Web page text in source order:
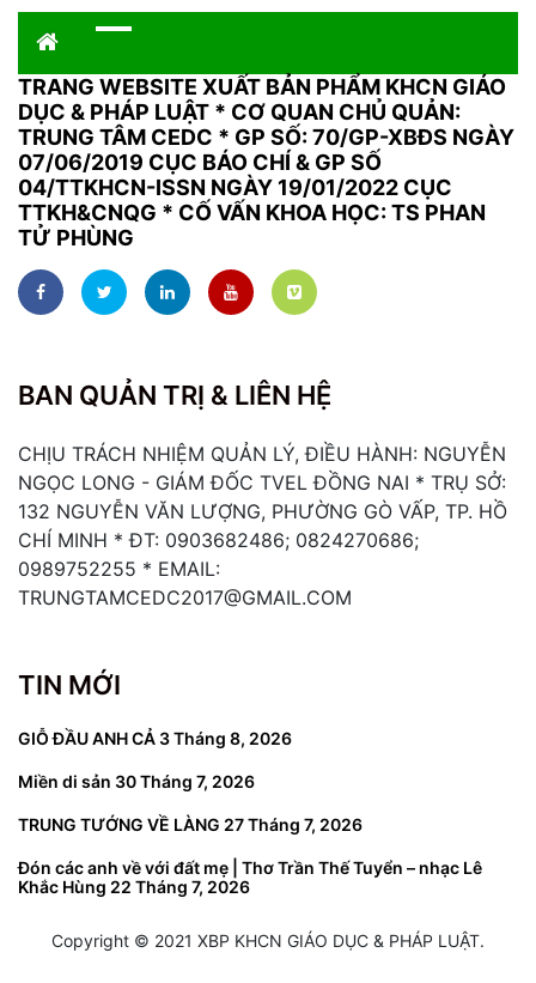
TRANG WEBSITE XUẤT BẢN PHẨM KHCN GIÁO
DỤC & PHÁP LUẬT * CƠ QUAN CHỦ QUẢN:
TRUNG TÂM CEDC * GP SỐ: 70/GP-XBĐS NGÀY
07/06/2019 CỤC BÁO CHÍ & GP SỐ
04/TTKHCN-ISSN NGÀY 19/01/2022 CỤC
TTKH&CNQG * CỐ VẤN KHOA HỌC: TS PHAN
TỬ PHÙNG
BAN QUẢN TRỊ & LIÊN HỆ
CHỊU TRÁCH NHIỆM QUẢN LÝ, ĐIỀU HÀNH: NGUYỄN
NGỌC LONG - GIÁM ĐỐC TVEL ĐỒNG NAI * TRỤ SỞ:
132 NGUYỄN VĂN LƯỢNG, PHƯỜNG GÒ VẤP, TP. HỒ
CHÍ MINH * ĐT: 0903682486; 0824270686;
0989752255 * EMAIL:
TRUNGTAMCEDC2017@GMAIL.COM
TIN MỚI
GIỖ ĐẦU ANH CẢ 3 Tháng 8, 2026
Miền di sản 30 Tháng 7, 2026
TRUNG TƯỚNG VỀ LÀNG 27 Tháng 7, 2026
Đón các anh về với đất mẹ | Thơ Trần Thế Tuyển – nhạc Lê
Khắc Hùng 22 Tháng 7, 2026
Copyright © 2021 XBP KHCN GIÁO DỤC & PHÁP LUẬT.